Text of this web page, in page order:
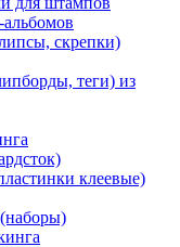
скрепки)
теги) из
клеевые)
(наборы)